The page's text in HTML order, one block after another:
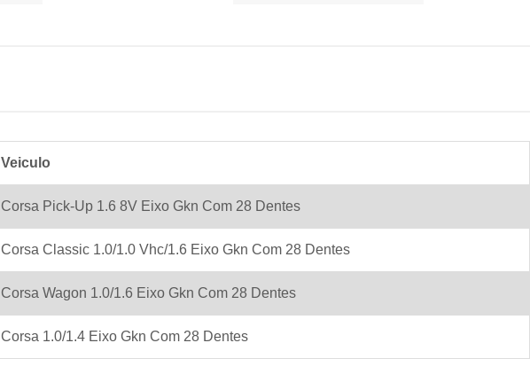
Veiculo
Corsa Pick-Up 1.6 8V Eixo Gkn Com 28 Dentes
Corsa Classic 1.0/1.0 Vhc/1.6 Eixo Gkn Com 28 Dentes
Corsa Wagon 1.0/1.6 Eixo Gkn Com 28 Dentes
Corsa 1.0/1.4 Eixo Gkn Com 28 Dentes